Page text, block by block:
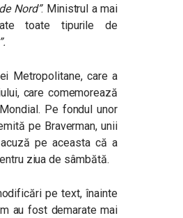
Nord”. Ministrul a mai
toate tipurile de
Metropolitane, care a
care comemorează
Pe fondul unor
pe Braverman, unii
pe aceasta că a
ziua de sâmbătă.
pe text, înainte
au fost demarate mai